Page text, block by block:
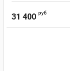
31 400 руб